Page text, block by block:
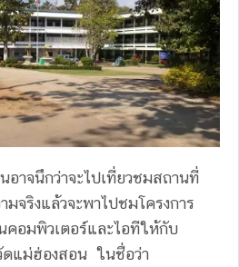
อาจนึกว่าจะไปเที่ยวชมสถานที่
จริงแล้วจะพาไปชมโครงการ
คอมพิวเตอร์และไอทีให้กับ
ดแม่ฮ่องสอน ในชื่อว่า